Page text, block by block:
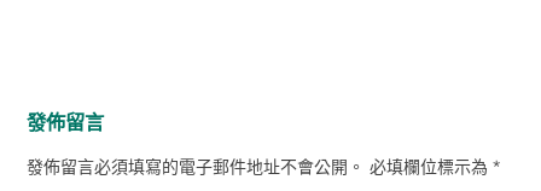
發佈留言
發佈留言必須填寫的電子郵件地址不會公開。 必填欄位標示為*